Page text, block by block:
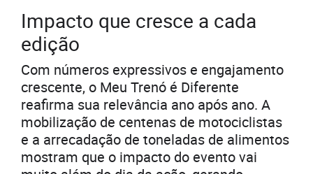
Impacto que cresce a cada
edição
Com números expressivos e engajamento
crescente, o Meu Trenó é Diferente
reafirma sua relevância ano após ano. A
mobilização de centenas de motociclistas
e a arrecadação de toneladas de alimentos
mostram que o impacto do evento vai